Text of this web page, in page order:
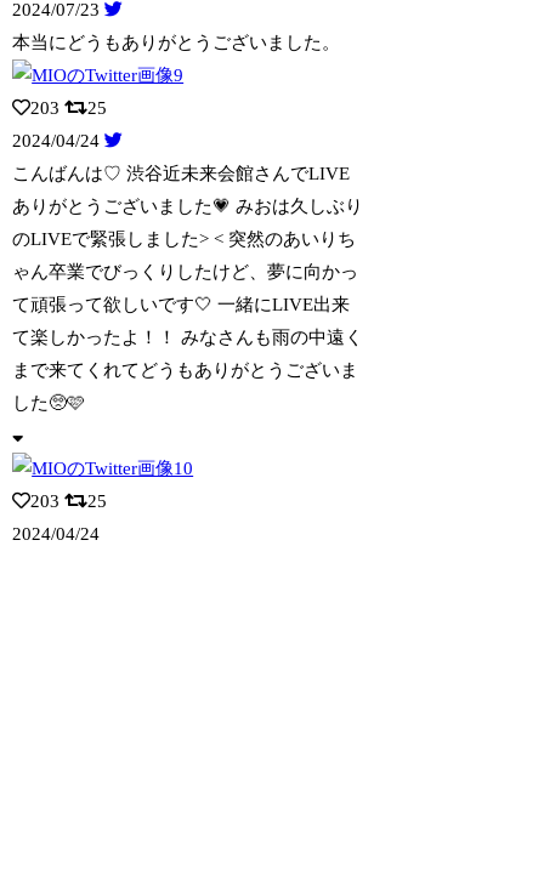
2024/07/23
本当にどうもありがとうございました。
203
25
2024/04/24
こんばんは♡ 渋谷近未来会館さんでLIVE
ありがとうございました💗 みおは久 しぶり
のLIVEで緊張しました> < 突然のあいりち
ゃん卒業でびっくりしたけど、夢に向かっ
て頑張って欲しいです🤍 一緒にLIVE出来
て楽しかったよ！！ みなさんも雨の中遠く
まで来てくれてどうもありがとうございま
した🥺🩷
203
25
2024/04/24